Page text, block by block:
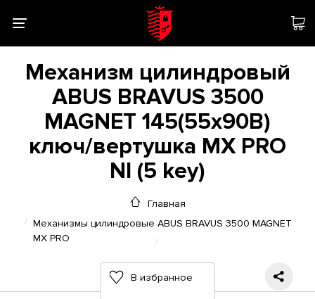
Механизм цилиндровый
ABUS BRAVUS 3500
MAGNET 145(55x90В)
ключ/вертушка MX PRO
NI (5 key)
Главная
Механизмы цилиндровые ABUS BRAVUS 3500 MAGNET
MX PRO
В избранное